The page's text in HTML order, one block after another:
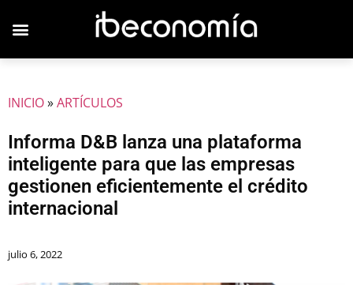
INICIO»ARTÍCULOS
Informa D&B lanza una plataforma
inteligente para que las empresas
gestionen eficientemente el crédito
internacional
julio 6, 2022